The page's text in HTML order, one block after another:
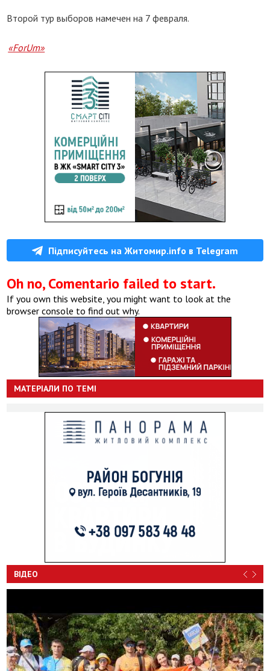
Второй тур выборов намечен на 7 февраля.
«ForUm»
Підписуйтесь на Житомир.info в Telegram
Oh no, Comentario failed to start.
If you own this website, you might want to look at the
browser console to find out why.
МАТЕРІАЛИ ПО ТЕМІ
ВІДЕО